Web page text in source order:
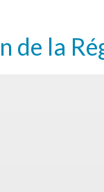
de la